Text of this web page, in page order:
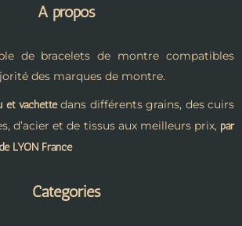
A propos
de bracelets de montre compatibles
des marques de montre.
et vachettedans différents grains, des cuirs
d’acier et de tissus aux meilleurs prix, par
LYON France
Catégories